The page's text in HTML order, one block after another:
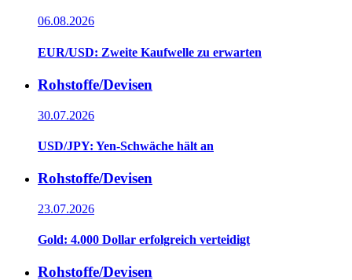
06.08.2026
EUR/USD: Zweite Kaufwelle zu erwarten
Rohstoffe/Devisen
30.07.2026
USD/JPY: Yen-Schwäche hält an
Rohstoffe/Devisen
23.07.2026
Gold: 4.000 Dollar erfolgreich verteidigt
Rohstoffe/Devisen